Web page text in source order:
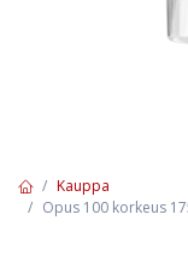
Kauppa
Opus 100 korkeus